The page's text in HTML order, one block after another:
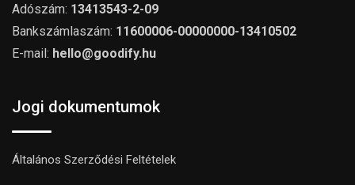
Adószám: 13413543-2-09
Bankszámlaszám: 11600006-00000000-13410502
E-mail: hello@goodify.hu
Jogi dokumentumok
Általános Szerződési Feltételek